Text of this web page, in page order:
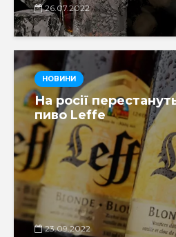
26.07.2022
НОВИНИ
На росії
пиво Leffe
23.09.2022